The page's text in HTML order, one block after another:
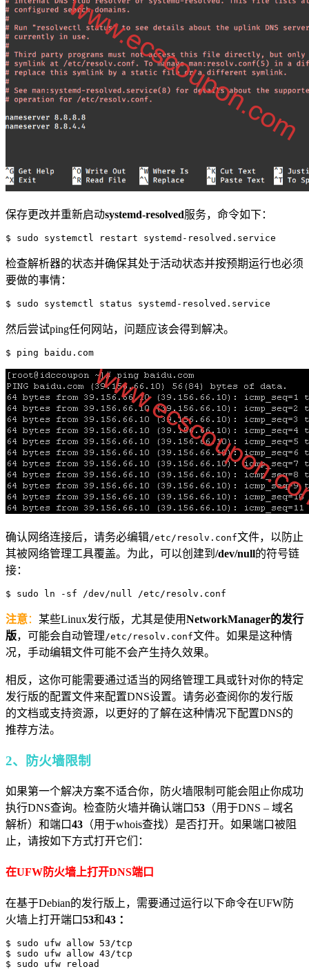
保存更改并重新启动systemd-resolved服务，命令如下：
检查解析器的状态并确保其处于活动状态并按预期运行也必须
要做的事情：
$ sudo systemctl status systemd-resolved.service
然后尝试ping任何网站，问题应该会得到解决。
确认网络连接后，请务必编辑/etc/resolv.conf文件，以防止
其被网络管理工具覆盖。为此，可以创建到 /dev/null的符号链
接：
注意： 某些Linux发行版，尤其是使用NetworkManager的发行
版，可能会自动管理/etc/resolv.conf文件。如果是这种情
况，手动编辑文件可能不会产生持久效果。
相反，这你可能需要通过适当的网络管理工具或针对你的特定
发行版的配置文件来配置DNS设置。请务必查阅你的发行版
的文档或支持资源，以更好的了解在这种情况下配置DNS的
推荐方法。
2、防火墙限制
如果第一个解决方案不适合你，防火墙限制可能会阻止你成功
执行DNS查询。检查防火墙并确认端口53 （用于DNS – 域名
解析）和端口43 （用于whois查找）是否打开。如果端口被阻
止，请按如下方式打开它们：
在UFW防火墙上打开DNS端口
在基于Debian的发行版上，需要通过运行以下命令在UFW防
火墙上打开端口53和43 ：
$ sudo ufw allow 53/tcp
$ sudo ufw allow 43/tcp
$ sudo ufw reload